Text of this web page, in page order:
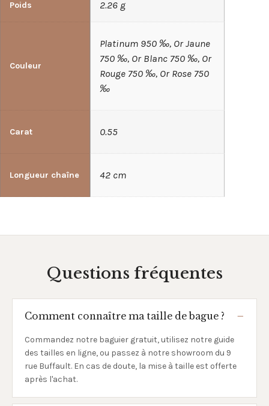
Poids 2.26 g
Couleur
Platinum 950 ‰, Or Jaune
750 ‰, Or Blanc 750 ‰, Or
Rouge 750 ‰, Or Rose 750
‰
Carat 0.55
Longueur chaîne 42 cm
Questions fréquentes
Comment connaître ma taille de bague ?
Commandez notre baguier gratuit, utilisez notre guide
des tailles en ligne, ou passez à notre showroom du 9
rue Buffault. En cas de doute, la mise à taille est offerte
après l'achat.